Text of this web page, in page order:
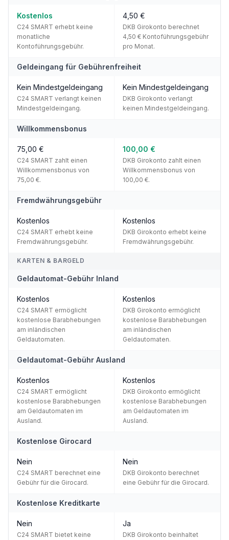
Kostenlos
C24 SMART erhebt keine
monatliche
Kontoführungsgebühr.
4,50 €
DKB Girokonto berechnet
4,50 € Kontoführungsgebühr
pro Monat.
Geldeingang für Gebührenfreiheit
Kein Mindestgeldeingang
C24 SMART verlangt keinen
Mindestgeldeingang.
Kein Mindestgeldeingang
DKB Girokonto verlangt
keinen Mindestgeldeingang.
Willkommensbonus
75,00 €
C24 SMART zahlt einen
Willkommensbonus von
75,00 €.
100,00 €
DKB Girokonto zahlt einen
Willkommensbonus von
100,00 €.
Fremdwährungsgebühr
Kostenlos
C24 SMART erhebt keine
Fremdwährungsgebühr.
Kostenlos
DKB Girokonto erhebt keine
Fremdwährungsgebühr.
KARTEN & BARGELD
Geldautomat-Gebühr Inland
Kostenlos
C24 SMART ermöglicht
kostenlose Barabhebungen
am inländischen
Geldautomaten.
Kostenlos
DKB Girokonto ermöglicht
kostenlose Barabhebungen
am inländischen
Geldautomaten.
Geldautomat-Gebühr Ausland
Kostenlos
C24 SMART ermöglicht
kostenlose Barabhebungen
am Geldautomaten im
Ausland.
Kostenlos
DKB Girokonto ermöglicht
kostenlose Barabhebungen
am Geldautomaten im
Ausland.
Kostenlose Girocard
Nein
C24 SMART berechnet eine
Gebühr für die Girocard.
Nein
DKB Girokonto berechnet
eine Gebühr für die Girocard.
Kostenlose Kreditkarte
Nein
C24 SMART bietet keine
Ja
DKB Girokonto beinhaltet